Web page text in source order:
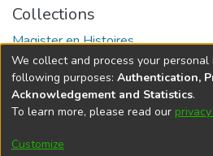
Collections
Magister en Histoires
Full item page
DSpace softwarecopyright ©
Cookie
We collect and process your
following purposes: Authentication,
Acknowledgement and Statistics.
To learn more, please read our
Customize